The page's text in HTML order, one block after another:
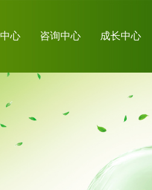
心 咨询中心 成长中心
询系